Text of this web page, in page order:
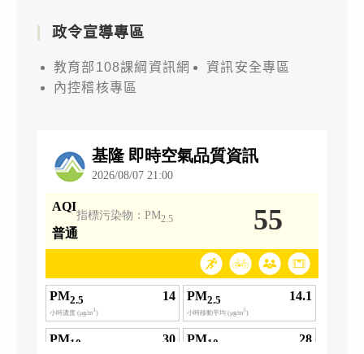
政令宣導專區
教育部108課綱資訊網
資訊安全專區
內控稽核專區